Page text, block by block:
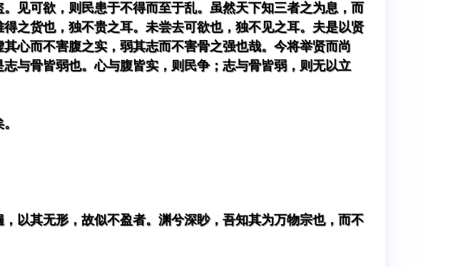
见可欲，则民患于不得而至于乱。虽然天下知三者之为息，而
之货也，独不贵之耳。未尝去可欲也，独不见之耳。夫是以贤
心而不害腹之实，弱其志而不害骨之强也哉。今将举贤而尚
与骨皆弱也。心与腹皆实，则民争；志与骨皆弱，则无以立
以其无形，故似不盈者。渊兮深眇，吾知其为万物宗也，而不